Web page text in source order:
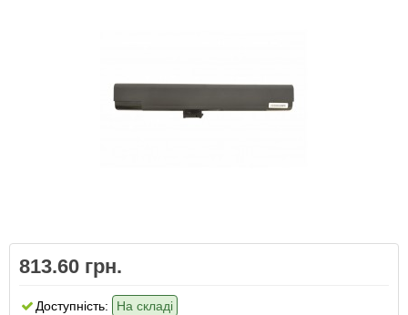
813.60 грн.
Доступність: На складі